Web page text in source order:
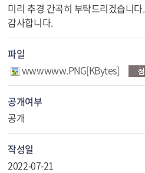
미리 추경 간곡히 부탁드리겠습니다.
감사합니다.
파일
wwwwww.PNG[KBytes]
공개여부
공개
작성일
2022-07-21